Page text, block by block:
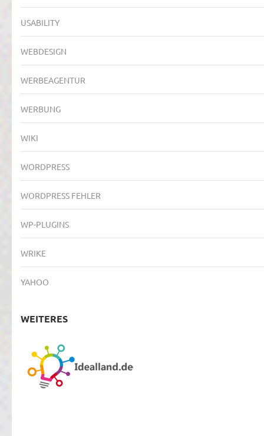
USABILITY
WEBDESIGN
WERBEAGENTUR
WERBUNG
WIKI
WORDPRESS
WORDPRESS FEHLER
WP-PLUGINS
WRIKE
YAHOO
WEITERES